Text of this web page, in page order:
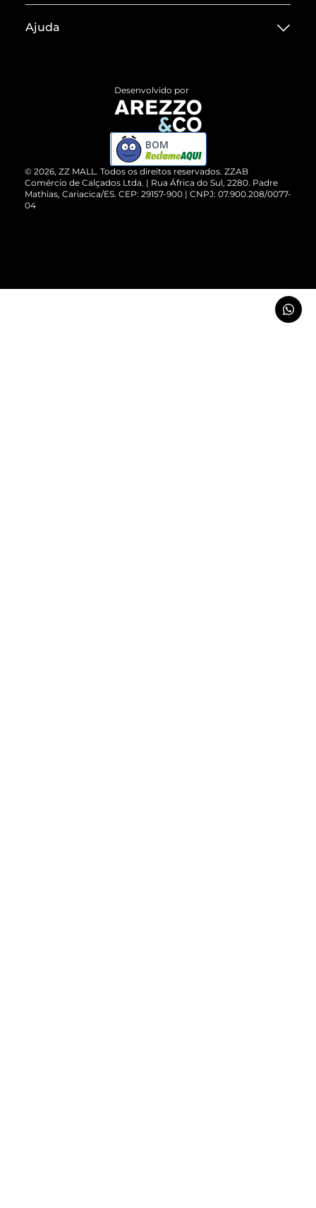
Termos de Uso
ZZ MALL é confiável
Cartão Presente
Vendas Corporativas
Ajuda
Devolução do Produto
Compre pelo WhatsApp
© 2026, ZZ MALL. Todos os direitos reservados. ZZAB
Comércio de Calçados Ltda. | Rua África do Sul, 2280. Padre
Mathias, Cariacica/ES. CEP: 29157-900 | CNPJ: 07.900.208/0077-
04
Desenvolvido por
BOM